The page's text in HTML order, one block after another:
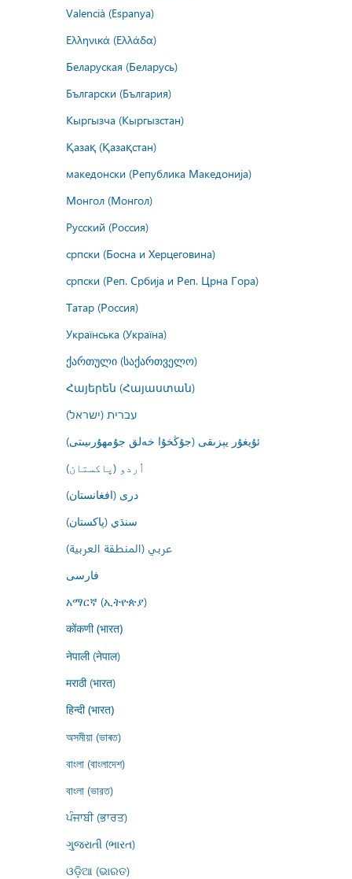
Valencià (Espanya)
Ελληνικά (Ελλάδα)
Беларуская (Беларусь)
Български (България)
Кыргызча (Кыргызстан)
Қазақ (Қазақстан)
македонски (Република Македонија)
Монгол (Монгол)
Русский (Россия)
српски (Босна и Херцеговина)
српски (Реп. Србија и Реп. Црна Гора)
Татар (Россия)
Українська (Україна)
ქართული (საქართველო)
Հայերեն (Հայաստան)
עברית (ישראל)
ئۇيغۇر يېزىقى (جۇڭخۇا خەلق جۇمھۇرىيىتى)
اُردو (پاکستان)
درى (افغانستان)
سنڌي (پاکستان)
عربي (المنطقة العربية)
فارسى
አማርኛ (ኢትዮጵያ)
कोंकणी (भारत)
नेपाली (नेपाल)
मराठी (भारत)
हिन्दी (भारत)
অসমীয়া (ভাৰত)
বাংলা (বাংলাদেশ)
বাংলা (ভারত)
ਪੰਜਾਬੀ (ਭਾਰਤ)
ગુજરાતી (ભારત)
ଓଡ଼ିଆ (ଭାରତ)